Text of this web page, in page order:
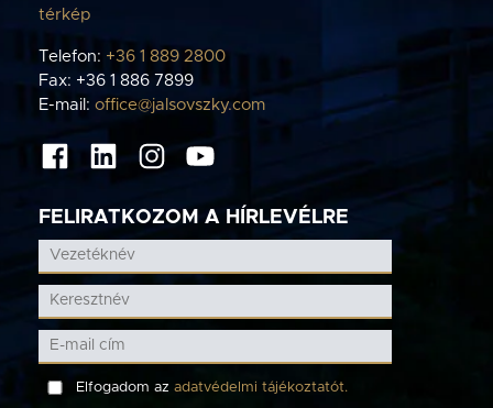
térkép
Telefon: +36 1 889 2800
Fax: +36 1 886 7899
E-mail: office@jalsovszky.com
FELIRATKOZOM A HÍRLEVÉLRE
Elfogadom az adatvédelmi tájékoztatót.